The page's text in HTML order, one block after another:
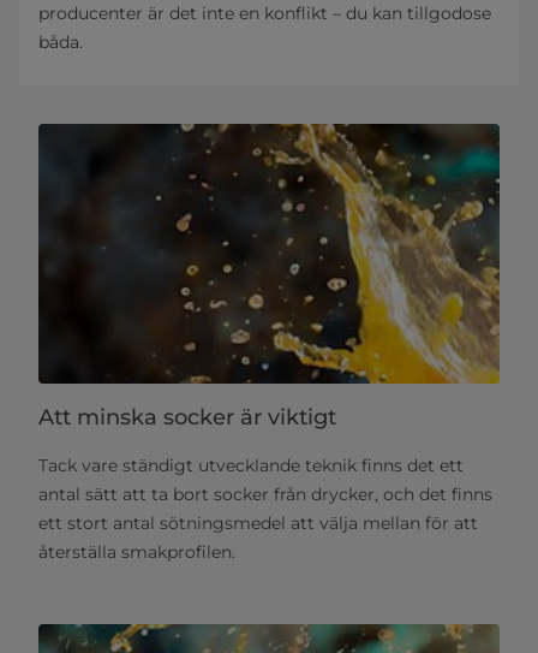
producenter är det inte en konflikt – du kan tillgodose
båda.
Att minska socker är viktigt
Tack vare ständigt utvecklande teknik finns det ett
antal sätt att ta bort socker från drycker, och det finns
ett stort antal sötningsmedel att välja mellan för att
återställa smakprofilen.